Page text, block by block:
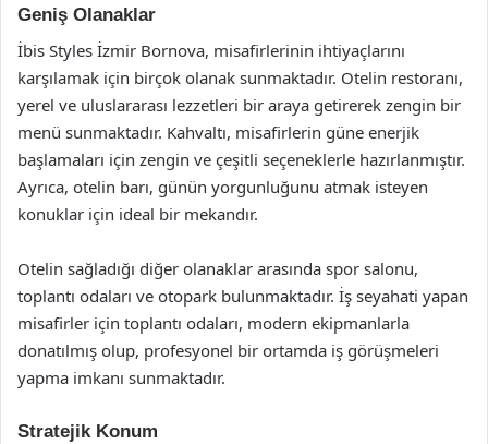
Geniş Olanaklar
İbis Styles İzmir Bornova, misafirlerinin ihtiyaçlarını
karşılamak için birçok olanak sunmaktadır. Otelin restoranı,
yerel ve uluslararası lezzetleri bir araya getirerek zengin bir
menü sunmaktadır. Kahvaltı, misafirlerin güne enerjik
başlamaları için zengin ve çeşitli seçeneklerle hazırlanmıştır.
Ayrıca, otelin barı, günün yorgunluğunu atmak isteyen
konuklar için ideal bir mekandır.
Otelin sağladığı diğer olanaklar arasında spor salonu,
toplantı odaları ve otopark bulunmaktadır. İş seyahati yapan
misafirler için toplantı odaları, modern ekipmanlarla
donatılmış olup, profesyonel bir ortamda iş görüşmeleri
yapma imkanı sunmaktadır.
Stratejik Konum